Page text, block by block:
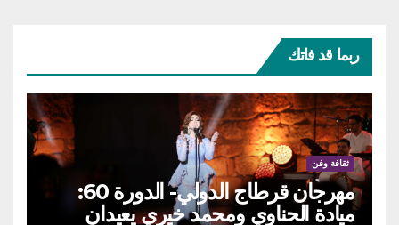
ربما قد فاتك
ثقافة وفن
مهرجان قرطاج الدولي- الدورة 60:
ميادة الحناوي ومحمد خيري يعيدان